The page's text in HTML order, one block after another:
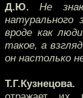
Д.Ю. Не
вроде как
такое, а
он настолько
Т.Г.Кузнецова.